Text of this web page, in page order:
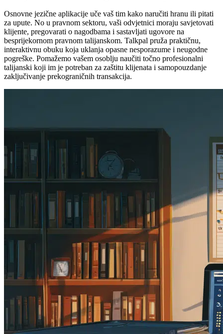
Osnovne jezične aplikacije uče vaš tim kako naručiti hranu ili pitati
za upute. No u pravnom sektoru, vaši odvjetnici moraju savjetovati
klijente, pregovarati o nagodbama i sastavljati ugovore na
besprijekornom pravnom talijanskom. Talkpal pruža praktičnu,
interaktivnu obuku koja uklanja opasne nesporazume i neugodne
pogreške. Pomažemo vašem osoblju naučiti točno profesionalni
talijanski koji im je potreban za zaštitu klijenata i samopouzdanje
zaključivanje prekograničnih transakcija.